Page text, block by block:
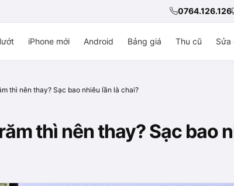
0764.126.126
iPhone mới Android Bảng giá Thu cũ Sửa
thì nên thay? Sạc bao nhiêu lần là chai?
thì nên thay? Sạc bao